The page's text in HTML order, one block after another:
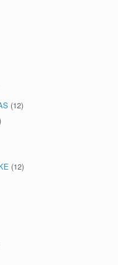
(12)
(12)